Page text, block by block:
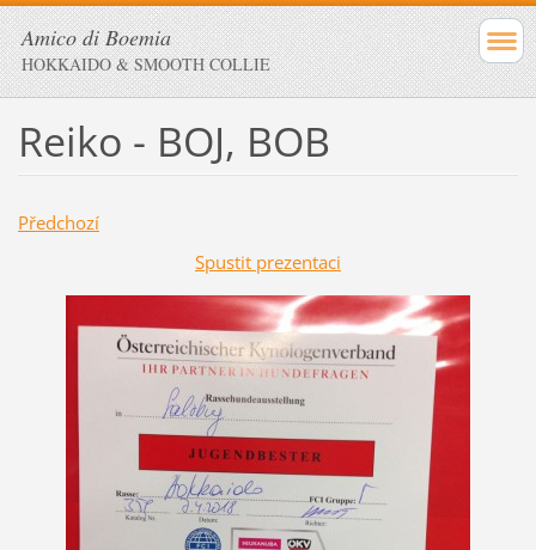
Amico di Boemia
HOKKAIDO & SMOOTH COLLIE
Reiko - BOJ, BOB
Předchozí
Spustit prezentaci